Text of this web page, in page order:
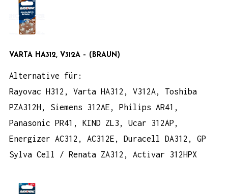
VARTA HA312, V312A – (BRAUN)
Alternative für:
Rayovac H312, Varta HA312, V312A, Toshiba
PZA312H, Siemens 312AE, Philips AR41,
Panasonic PR41, KIND ZL3, Ucar 312AP,
Energizer AC312, AC312E, Duracell DA312, GP
Sylva Cell / Renata ZA312, Activar 312HPX